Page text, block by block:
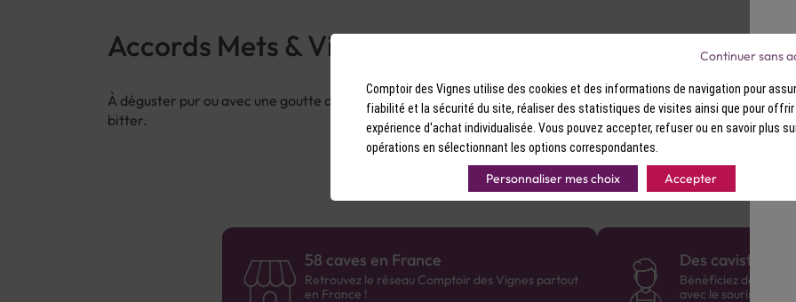
Accords Mets & Vins
À déguster pur ou avec une goutte d’eau. Parfait en accompagnement d’un comté affiné ou en cocktail
bitter.
58 caves en France
Retrouvez le réseau Comptoir des Vignes partout
en France !
Des cavistes à
Bénéficiez de
avec le sourire :)
Comptoir des Vignes utilise des cookies et des informations de navigation pour
fiabilité et la sécurité du site, réaliser des statistiques de visites ainsi que pour offrir
expérience d'achat individualisée. Vous pouvez accepter, refuser ou en savoir plus
opérations en sélectionnant les options correspondantes.
Personnaliser mes choix Accepter
Continuer sans